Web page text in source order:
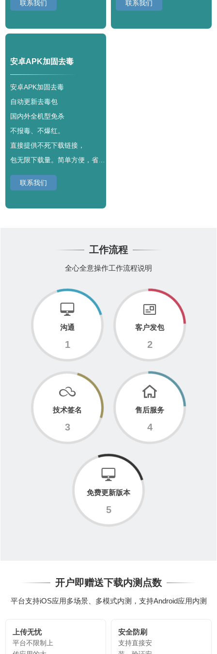
联系我们 联系我们
安卓APK加固去毒
安卓APK加固去毒
自动更新去毒包
国内外全机型免杀
不报毒、不爆红。
直接提供不死下载链接，
包无限下载量。简单方便，省心无忧。
联系我们
工作流程
全心全意操作工作流程说明
1
沟通
2
客户发包
3
技术签名
4
售后服务
5
免费更新版本
开户即赠送下载内测点数
平台支持iOS应用多场景、多模式内测，支持Android应用内测
上传无忧
平台不限制上
安全防刷
支持直接安